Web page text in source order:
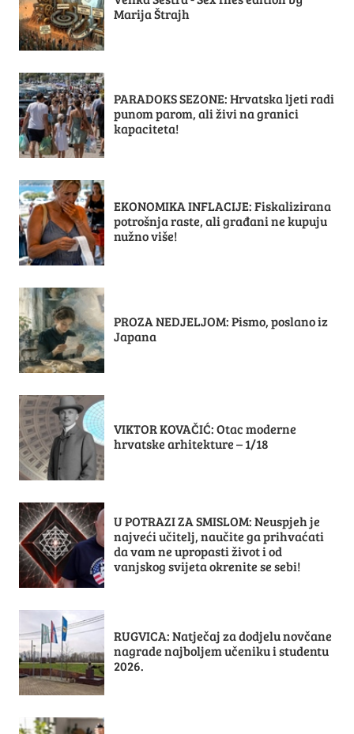
Marija Štrajh
PARADOKS SEZONE: Hrvatska ljeti radi
punom parom, ali živi na granici
kapaciteta!
EKONOMIKA INFLACIJE: Fiskalizirana
potrošnja raste, ali građani ne kupuju
nužno više!
PROZA NEDJELJOM: Pismo, poslano iz
Japana
VIKTOR KOVAČIĆ: Otac moderne
hrvatske arhitekture – 1/18
U POTRAZI ZA SMISLOM: Neuspjeh je
najveći učitelj, naučite ga prihvaćati
da vam ne upropasti život i od
vanjskog svijeta okrenite se sebi!
RUGVICA: Natječaj za dodjelu novčane
nagrade najboljem učeniku i studentu
2026.